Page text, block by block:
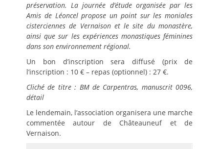
préservation. La journée d’étude organisée par les
Amis de Léoncel propose un point sur les moniales
cisterciennes de Vernaison et le site du monastère,
ainsi que sur les expériences monastiques féminines
dans son environnement régional.
Un bon d’inscription sera diffusé (prix de
l’inscription : 10 € – repas (optionnel) : 27 €.
Cliché de titre : BM de Carpentras, manuscrit 0096,
détail
Le lendemain, l’association organisera une marche
commentée autour de Châteauneuf et de
Vernaison.